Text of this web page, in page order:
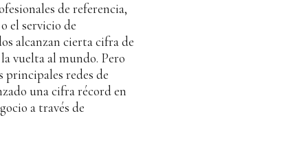
de referencia,
el servicio de
alcanzan cierta cifra de
vuelta al mundo. Pero
principales redes de
una cifra récord en
a través de